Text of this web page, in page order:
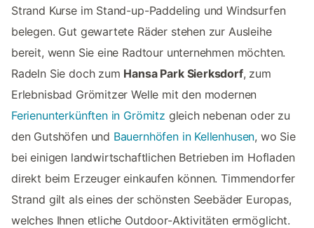
Strand Kurse im Stand-up-Paddeling und Windsurfen
belegen. Gut gewartete Räder stehen zur Ausleihe
bereit, wenn Sie eine Radtour unternehmen möchten.
Radeln Sie doch zum Hansa Park Sierksdorf, zum
Erlebnisbad Grömitzer Welle mit den modernen
Ferienunterkünften in Grömitz gleich nebenan oder zu
den Gutshöfen und Bauernhöfen in Kellenhusen, wo Sie
bei einigen landwirtschaftlichen Betrieben im Hofladen
direkt beim Erzeuger einkaufen können. Timmendorfer
Strand gilt als eines der schönsten Seebäder Europas,
welches Ihnen etliche Outdoor-Aktivitäten ermöglicht.